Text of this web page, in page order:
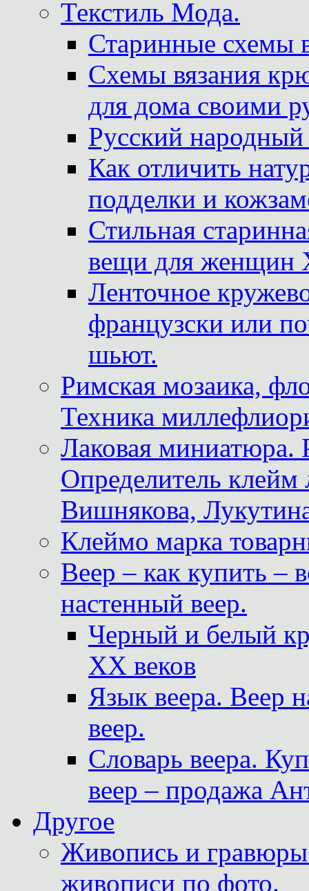
Текстиль Мода.
Старинные схемы
Схемы вязания
для дома своими
Русский
Как отличить
подделки и
Стильная
вещи для женщин
Ленточное
французски или
шьют.
Римская мозаика,
Техника
Лаковая миниатюра.
Определитель
Вишнякова,
Клеймо марка
Веер – как купить –
настенный веер.
Черный и белый
XX веков
Язык веера. Веер
веер.
Словарь веера.
веер – продажа
Другое
Живопись и
живописи по фото.